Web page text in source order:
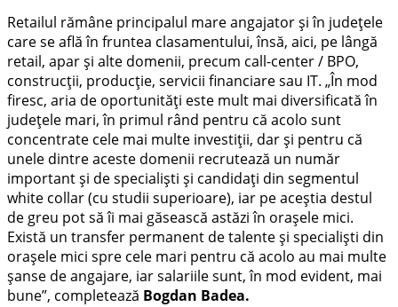
Retailul rămâne principalul mare angajator și în județele
care se află în fruntea clasamentului, însă, aici, pe lângă
retail, apar și alte domenii, precum call-center / BPO,
construcții, producție, servicii financiare sau IT. „În mod
firesc, aria de oportunități este mult mai diversificată în
județele mari, în primul rând pentru că acolo sunt
concentrate cele mai multe investiții, dar și pentru că
unele dintre aceste domenii recrutează un număr
important și de specialiști și candidați din segmentul
white collar (cu studii superioare), iar pe aceștia destul
de greu pot să îi mai găsească astăzi în orașele mici.
Există un transfer permanent de talente și specialiști din
orașele mici spre cele mari pentru că acolo au mai multe
șanse de angajare, iar salariile sunt, în mod evident, mai
bune”, completează Bogdan Badea.